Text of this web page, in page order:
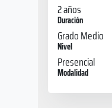
2 años
Duración
Grado Medio
Nivel
Presencial
Modalidad